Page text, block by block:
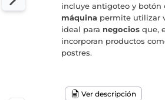
incluye antigoteo y botón
máquina permite utilizar
ideal para negocios que,
incorporan productos
postres.
Ver descripción